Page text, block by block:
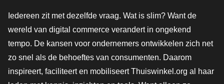
Iedereen zit met dezelfde vraag. Wat is slim? Want de
wereld van digital commerce verandert in ongekend
tempo. De kansen voor ondernemers ontwikkelen zich net
zo snel als de behoeftes van consumenten. Daarom
inspireert, faciliteert en mobiliseert Thuiswinkel.org al haar